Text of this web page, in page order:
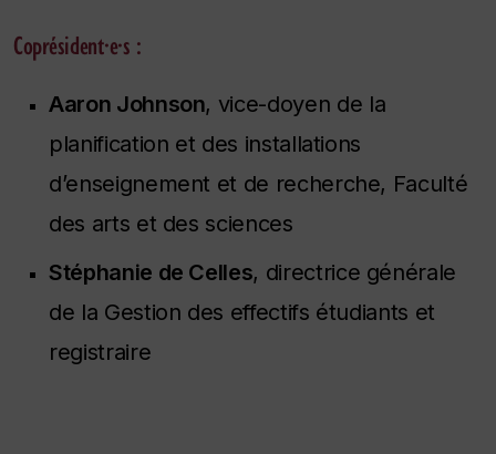
Coprésident·e·s :
Aaron Johnson, vice-doyen de la
planification et des installations
d’enseignement et de recherche, Faculté
des arts et des sciences
Stéphanie de Celles, directrice générale
de la Gestion des effectifs étudiants et
registraire